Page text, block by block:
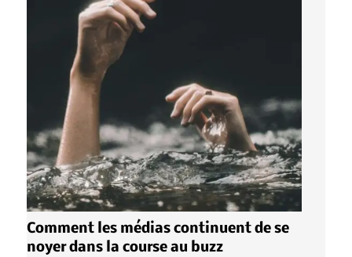
Comment les médias continuent de se
noyer dans la course au buzz